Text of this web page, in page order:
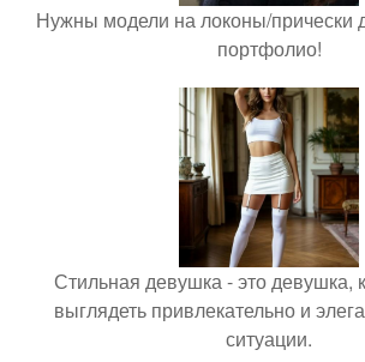
Нужны модели на локоны/прически
портфолио!
Стильная девушка - это девушка,
выглядеть привлекательно и
ситуации.